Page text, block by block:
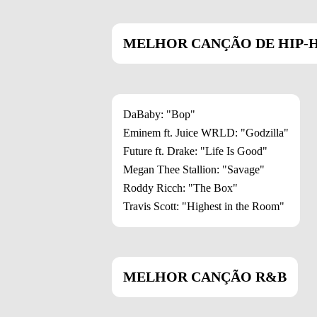
MELHOR CANÇÃO DE HIP-
DaBaby: "Bop"
Eminem ft. Juice WRLD: "Godzilla"
Future ft. Drake: "Life Is Good"
Megan Thee Stallion: "Savage"
Roddy Ricch: "The Box"
Travis Scott: "Highest in the Room"
MELHOR CANÇÃO R&B